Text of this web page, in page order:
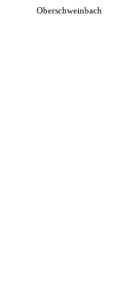
Oberschweinbach